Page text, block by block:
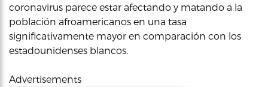
coronavirus parece estar afectando y matando a la
población afroamericanos en una tasa
significativamente mayor en comparación con los
estadounidenses blancos.
Advertisements